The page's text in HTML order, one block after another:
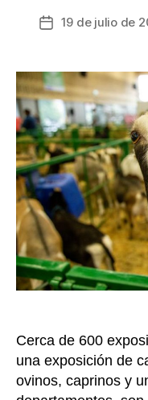
Fecha
entrada
19 de julio de
Cerca de 600
una exposición de
ovinos, caprinos y